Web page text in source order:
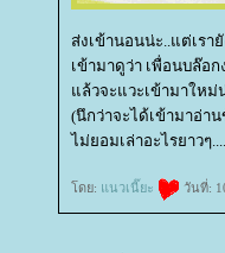
ส่งเข้านอนน่ะ..แต่เรายั
เข้ามาดูว่า เพื่อนบล๊อก
ล้วจะแวะเข้ามาใหม่น่
(นึกว่าจะได้เข้ามาอ่าน
ไม่ยอมเล่าอะไรยาวๆ
ดย: นวเนี๊ยะ วันที่: